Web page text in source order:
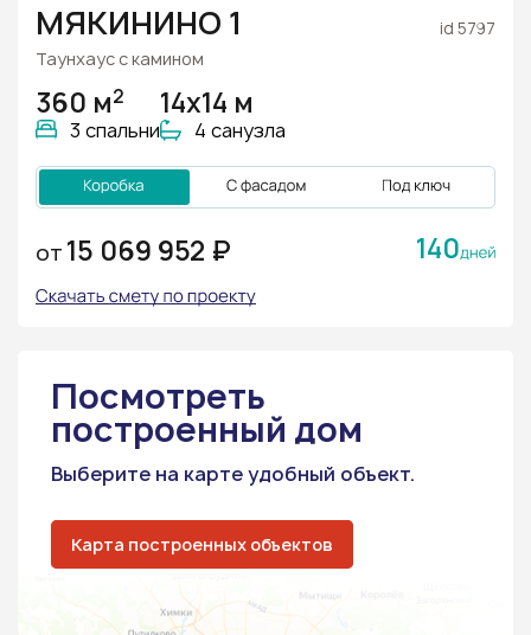
МЯКИНИНО 1 id 5797
Таунхаус с камином
360 м2
3 спальни
14х14 м
4 санузла
ОТ 15 069 952 ₽ 140
Посмотреть
построенный дом
Выберите на карте удобный объект.
Карта построенных объектов